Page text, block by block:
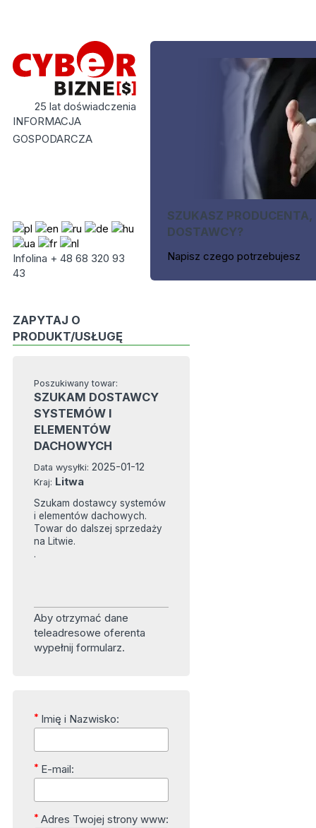
25 lat doświadczenia
INFORMACJA
GOSPODARCZA
Infolina + 48 68 320 93
43
SZUKASZ PRODUCENTA,
DOSTAWCY?
Napisz czego potrzebujesz
ZAPYTAJ O
PRODUKT/USŁUGĘ
Poszukiwany towar:
SZUKAM DOSTAWCY
SYSTEMÓW I
ELEMENTÓW
DACHOWYCH
Data wysyłki: 2025-01-12
Kraj: Litwa
Szukam dostawcy systemów
i elementów dachowych.
Towar do dalszej sprzedaży
na Litwie.
.
Aby otrzymać dane
teleadresowe oferenta
wypełnij formularz.
* Imię i Nazwisko:
* E-mail:
* Adres Twojej strony www: